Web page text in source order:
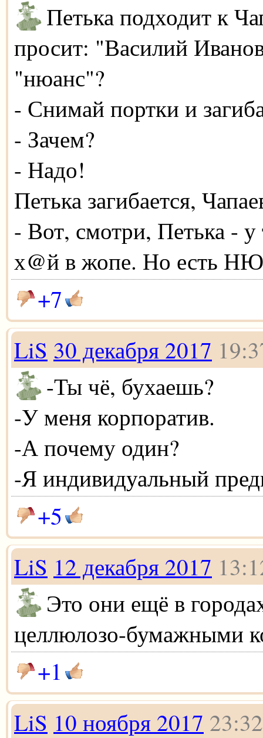
Петька подходит к
просит: "Василий
"нюанс"?
- Снимай портки и
- Зачем?
- Надо!
Петька загибается,
- Вот, смотри, Петька -
х@й в жопе. Но есть
+7
LiS 30 декабря 2017
-Ты чё, бухаешь?
-У меня корпоратив.
-А почему один?
-Я индивидуальный
+5
LiS 12 декабря 2017
Это они ещё в
целлюлозо-бумажными
+1
LiS 10 ноября 2017